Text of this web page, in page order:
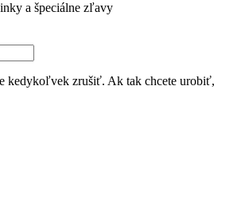
a špeciálne zľavy
kedykoľvek zrušiť. Ak tak chcete urobiť,